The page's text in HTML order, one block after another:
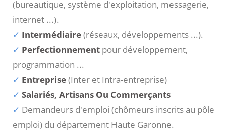
(bureautique, système d'exploitation, messagerie,
internet ...).
Intermédiaire(réseaux, développements ...).
Perfectionnement pour développement,
programmation ...
Entreprise(Inter et Intra-entreprise)
Salariés, Artisans Ou Commerçants
Demandeurs d'emploi (chômeurs inscrits au pôle
emploi) du département Haute Garonne.